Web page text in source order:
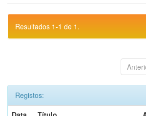
Resultados 1-1 de 1.
Registos: